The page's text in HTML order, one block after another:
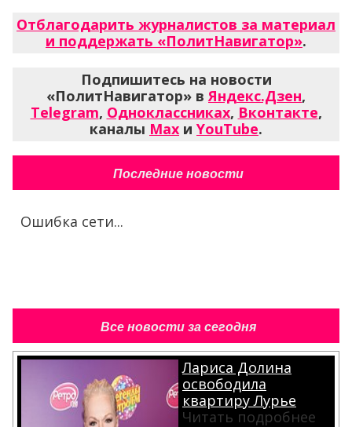
Отблагодарить журналистов за материал
и поддержать «ПолитНавигатор».
Подпишитесь на новости
«ПолитНавигатор» в Яндекс.Дзен,
Telegram, Одноклассниках, Вконтакте,
каналы Max и YouTube.
Последние новости
Ошибка сети...
Все новости за сегодня
Лариса Долина
освободила
квартиру Лурье
Читать подробнее